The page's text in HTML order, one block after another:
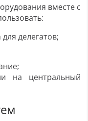
вместе с
делегатов;
на центральный